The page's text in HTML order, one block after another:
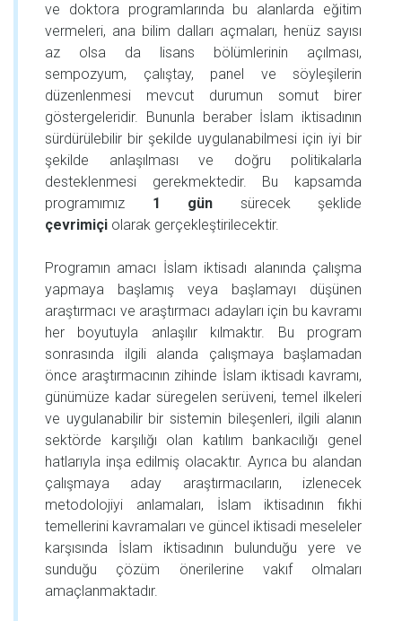
ve doktora programlarında bu alanlarda eğitim
vermeleri, ana bilim dalları açmaları, henüz sayısı
az olsa da lisans bölümlerinin açılması,
sempozyum, çalıştay, panel ve söyleşilerin
düzenlenmesi mevcut durumun somut birer
göstergeleridir. Bununla beraber İslam iktisadının
sürdürülebilir bir şekilde uygulanabilmesi için iyi bir
şekilde anlaşılması ve doğru politikalarla
desteklenmesi gerekmektedir. Bu kapsamda
programımız 1 gün sürecek şeklide
çevrimiçi olarak gerçekleştirilecektir.
Programın amacı İslam iktisadı alanında çalışma
yapmaya başlamış veya başlamayı düşünen
araştırmacı ve araştırmacı adayları için bu kavramı
her boyutuyla anlaşılır kılmaktır. Bu program
sonrasında ilgili alanda çalışmaya başlamadan
önce araştırmacının zihinde İslam iktisadı kavramı,
günümüze kadar süregelen serüveni, temel ilkeleri
ve uygulanabilir bir sistemin bileşenleri, ilgili alanın
sektörde karşılığı olan katılım bankacılığı genel
hatlarıyla inşa edilmiş olacaktır. Ayrıca bu alandan
çalışmaya aday araştırmacıların, izlenecek
metodolojiyi anlamaları, İslam iktisadının fıkhi
temellerini kavramaları ve güncel iktisadi meseleler
karşısında İslam iktisadının bulunduğu yere ve
sunduğu çözüm önerilerine vakıf olmaları
amaçlanmaktadır.